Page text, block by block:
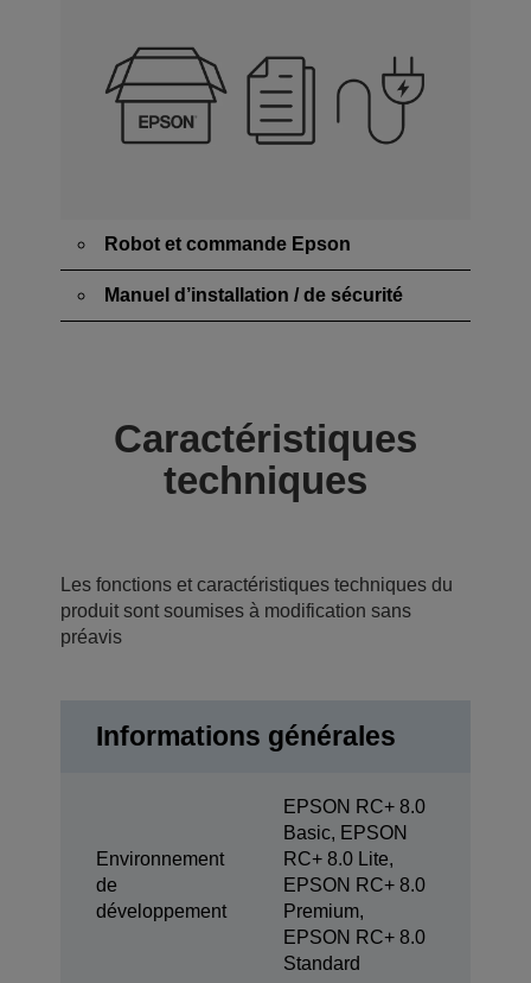
Robot et commande Epson
Manuel d’installation / de sécurité
Caractéristiques
techniques
Les fonctions et caractéristiques techniques du
produit sont soumises à modification sans
préavis
Informations générales
Environnement
de
développement
EPSON RC+ 8.0
Basic, EPSON
RC+ 8.0 Lite,
EPSON RC+ 8.0
Premium,
EPSON RC+ 8.0
Standard